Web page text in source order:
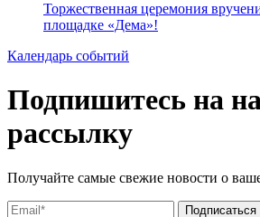
Торжественная церемония
площадке «Дема»!
Календарь событий
Подпишитесь на
рассылку
Получайте самые свежие новости о